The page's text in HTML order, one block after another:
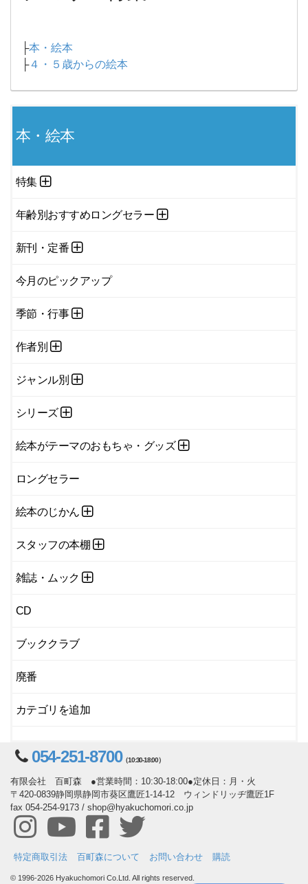
├本・絵本
├４・５歳からの絵本
本・絵本
特集
年齢別おすすめロングセラー
新刊・定番
今月のピックアップ
季節・行事
作者別
ジャンル別
シリーズ
絵本がテーマのおもちゃ・グッズ
ロングセラー
絵本のじかん
スタッフの本棚
雑誌・ムック
CD
ブッククラブ
廃番
カテゴリを追加
054-251-8700（10:30-18:00）
有限会社 百町森 ●営業時間：10:30-18:00●定休日：月・火
〒420-0839静岡県静岡市葵区鷹匠1-14-12 ウィンドリッヂ鷹匠1F
fax 054-254-9173 / shop@hyakuchomori.co.jp
特定商取引法 百町森について お問い合わせ 購読
© 1996-2026 Hyakuchomori Co.Ltd. All rights reserved.